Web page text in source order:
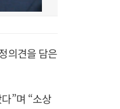
의견을 담은
”며 “소상